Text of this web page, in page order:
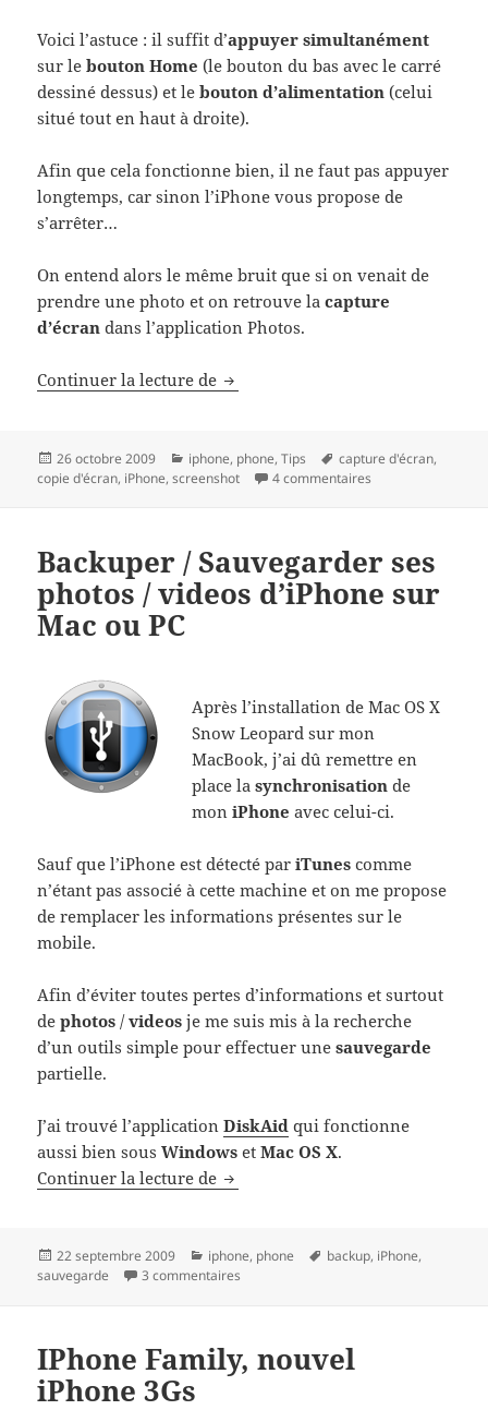
Voici l’astuce : il suffit d’appuyer simultanément
sur lebouton Home (le bouton du bas avec le carré
dessiné dessus) et le bouton d’alimentation (celui
situé tout en haut à droite).
Afin que cela fonctionne bien, il ne faut pas appuyer
longtemps, car sinon l’iPhone vous propose de
s’arrêter…
On entend alors le même bruit que si on venait de
prendre une photo et on retrouve lacapture
d’écran dans l’application Photos.
Continuer la lecture de Copie d’écran, Capture d’Ecran,
Publié
le
26 octobre 2009 Catégories
iphone, phone,Tips
Mots-
clés
capture d'écran,
copie d'écran, iPhone,screenshot 4 commentaires
Backuper / Sauvegarder ses
photos / videos d’iPhone sur
Mac ou PC
Après l’installation de Mac OS X
Snow Leopard sur mon
MacBook, j’ai dû remettre en
place lasynchronisation de
moniPhone avec celui-ci.
Sauf que l’iPhone est détecté pariTunes comme
n’étant pas associé à cette machine et on me propose
de remplacer les informations présentes sur le
mobile.
Afin d’éviter toutes pertes d’informations et surtout
dephotos /videos je me suis mis à la recherche
d’un outils simple pour effectuer unesauvegarde
partielle.
J’ai trouvé l’applicationDiskAid qui fonctionne
aussi bien sousWindows etMac OS X.
Continuer la lecture de Backuper / Sauvegarder ses
Publié
le
22 septembre 2009 Catégories
iphone, phone
Mots-
backup, iPhone,
sauvegarde
3 commentaires
IPhone Family, nouvel
iPhone 3Gs